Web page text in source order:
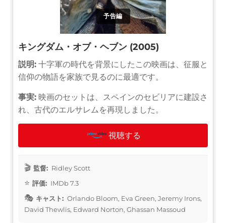
予告編
キングダム・オブ・ヘブン (2005)
説明: 十字軍の時代を背景にしたこの映画は、征服と
信仰の物語を家族で見るのに最適です。
事実: 映画のセットは、スペインのセビリアに建設さ
れ、古代のエルサレムを再現しました。
視聴する
監督: Ridley Scott
評価: IMDb 7.3
キャスト: Orlando Bloom, Eva Green, Jeremy Irons,
David Thewlis, Edward Norton, Ghassan Massoud